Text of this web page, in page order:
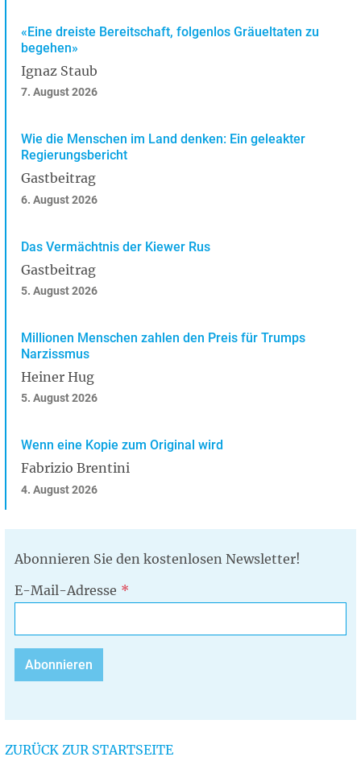
«Eine dreiste Bereitschaft, folgenlos Gräueltaten zu
begehen»
Ignaz Staub
7. August 2026
Wie die Menschen im Land denken: Ein geleakter
Regierungsbericht
Gastbeitrag
6. August 2026
Das Vermächtnis der Kiewer Rus
Gastbeitrag
5. August 2026
Millionen Menschen zahlen den Preis für Trumps
Narzissmus
Heiner Hug
5. August 2026
Wenn eine Kopie zum Original wird
Fabrizio Brentini
4. August 2026
Abonnieren Sie den kostenlosen Newsletter!
E-Mail-Adresse
ZURÜCK ZUR STARTSEITE